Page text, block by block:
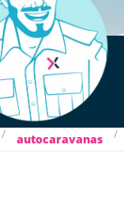
/ autocaravanas /